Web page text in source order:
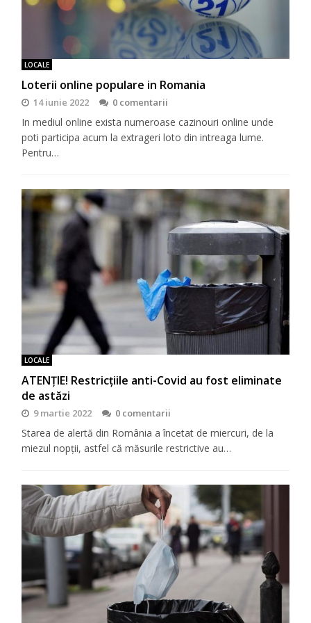
LOCALE
Loterii online populare in Romania
14 iunie 2022 0 comentarii
In mediul online exista numeroase cazinouri online unde
poti participa acum la extrageri loto din intreaga lume.
Pentru…
LOCALE
ATENȚIE! Restricțiile anti-Covid au fost eliminate
de astăzi
9 martie 2022 0 comentarii
Starea de alertă din România a încetat de miercuri, de la
miezul nopții, astfel că măsurile restrictive au…